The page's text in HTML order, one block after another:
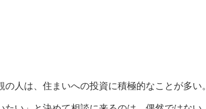
人は、住まいへの投資に積極的なことが多い。